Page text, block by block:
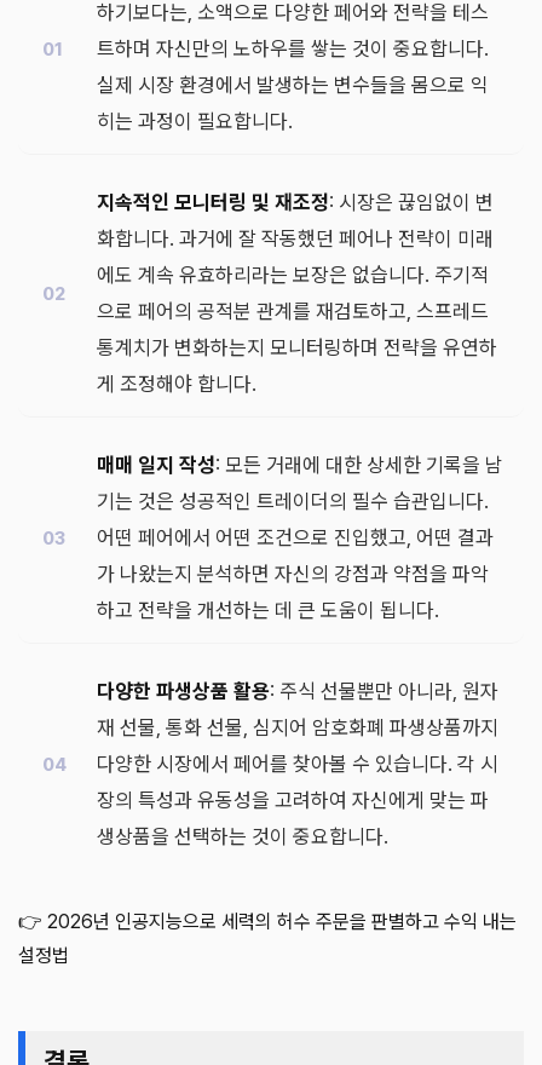
하기보다는, 소액으로 다양한 페어와 전략을 테스
트하며 자신만의 노하우를 쌓는 것이 중요합니다.
실제 시장 환경에서 발생하는 변수들을 몸으로 익
히는 과정이 필요합니다.
지속적인 모니터링 및 재조정: 시장은 끊임없이 변
화합니다. 과거에 잘 작동했던 페어나 전략이 미래
에도 계속 유효하리라는 보장은 없습니다. 주기적
으로 페어의 공적분 관계를 재검토하고, 스프레드
통계치가 변화하는지 모니터링하며 전략을 유연하
게 조정해야 합니다.
매매 일지 작성: 모든 거래에 대한 상세한 기록을 남
기는 것은 성공적인 트레이더의 필수 습관입니다.
어떤 페어에서 어떤 조건으로 진입했고, 어떤 결과
가 나왔는지 분석하면 자신의 강점과 약점을 파악
하고 전략을 개선하는 데 큰 도움이 됩니다.
다양한 파생상품 활용: 주식 선물뿐만 아니라, 원자
재 선물, 통화 선물, 심지어 암호화폐 파생상품까지
다양한 시장에서 페어를 찾아볼 수 있습니다. 각 시
장의 특성과 유동성을 고려하여 자신에게 맞는 파
생상품을 선택하는 것이 중요합니다.
👉 2026년 인공지능으로 세력의 허수 주문을 판별하고 수익 내는
설정법